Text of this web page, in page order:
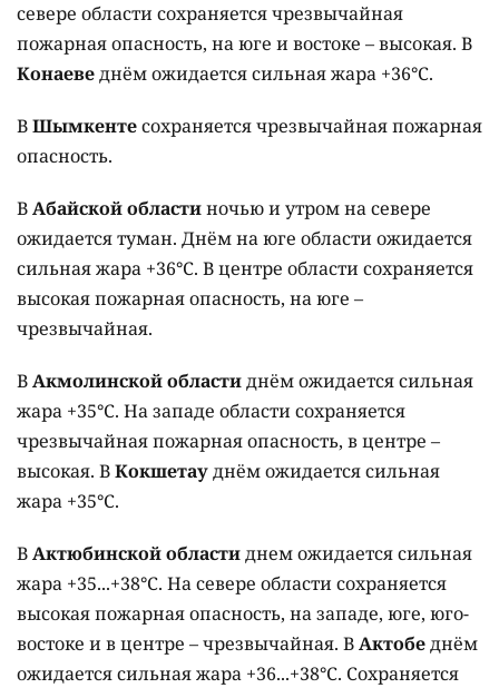
севере области сохраняется чрезвычайная
пожарная опасность, на юге и востоке – высокая. В
Конаеведнём ожидается сильная жара +36°C.
ВШымкентесохраняется чрезвычайная пожарная
опасность.
ВАбайской областиночью и утром на севере
ожидается туман. Днём на юге области ожидается
сильная жара +36°C. В центре области сохраняется
высокая пожарная опасность, на юге –
чрезвычайная.
ВАкмолинской областиднём ожидается сильная
жара +35°C. На западе области сохраняется
чрезвычайная пожарная опасность, в центре –
высокая. ВКокшетауднём ожидается сильная
жара +35°C.
ВАктюбинской областиднем ожидается сильная
жара +35...+38°C. На севере области сохраняется
высокая пожарная опасность, на западе, юге, юго-
востоке и в центре – чрезвычайная. ВАктобеднём
ожидается сильная жара +36...+38°C. Сохраняется